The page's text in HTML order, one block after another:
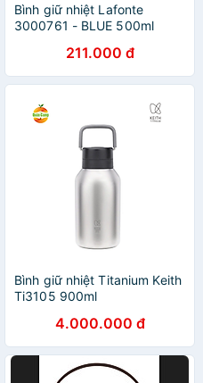
Bình giữ nhiệt Lafonte
3000761 - BLUE 500ml
211.000 đ
Bình giữ nhiệt Titanium Keith
Ti3105 900ml
4.000.000 đ